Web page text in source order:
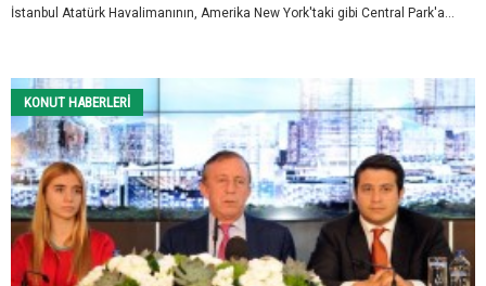
İstanbul Atatürk Havalimanının, Amerika New York'taki gibi Central Park'a...
KONUT HABERLERI